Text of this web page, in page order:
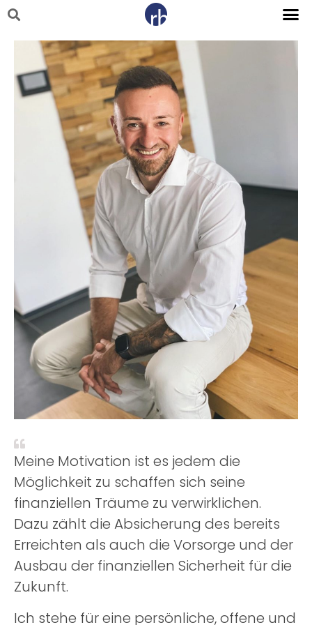
Meine Motivation ist es jedem die
Möglichkeit zu schaffen sich seine
finanziellen Träume zu verwirklichen.
Dazu zählt die Absicherung des bereits
Erreichten als auch die Vorsorge und der
Ausbau der finanziellen Sicherheit für die
Zukunft.
Ich stehe für eine persönliche, offene und